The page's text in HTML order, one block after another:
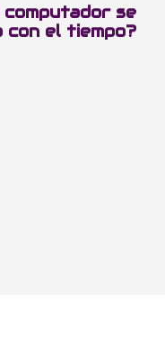
computador se
con el tiempo?